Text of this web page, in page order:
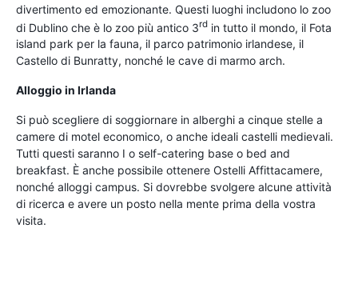
divertimento ed emozionante. Questi luoghi includono lo zoo
di Dublino che è lo zoo più antico 3rd in tutto il mondo, il Fota
island park per la fauna, il parco patrimonio irlandese, il
Castello di Bunratty, nonché le cave di marmo arch.
Alloggio in Irlanda
Si può scegliere di soggiornare in alberghi a cinque stelle a
camere di motel economico, o anche ideali castelli medievali.
Tutti questi saranno I o self-catering base o bed and
breakfast. È anche possibile ottenere Ostelli Affittacamere,
nonché alloggi campus. Si dovrebbe svolgere alcune attività
di ricerca e avere un posto nella mente prima della vostra
visita.